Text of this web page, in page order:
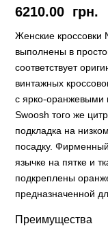
6210.00 грн.
Женские кроссовки
выполнены в
соответствует
винтажных
с ярко-
Swoosh того же
подкладка на
посадку.
язычке на пятке и
подкреплены
предназначенной
Преимущества